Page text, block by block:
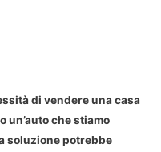
di vendere una casa
un’auto che stiamo
soluzione potrebbe